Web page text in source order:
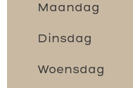
Maandag
Dinsdag
Woensdag